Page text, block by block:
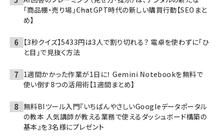
「商品棚・売り場」――ChatGPT時代の新しい購買行動【SEOまと
め】
【3秒クイズ】5433円は3人で割り切れる？ 電卓を使わずに「ひ
と目」で見抜く方法
1週間かかった作業が1日に！ Gemini Notebookを無料で
使い倒す8つの活用術【1週間まとめ】
無料BIツール入門『いちばんやさしいGoogleデータポータル
の教本 人気講師が教える業務で使えるダッシュボード構築の
基本』を3名様にプレゼント